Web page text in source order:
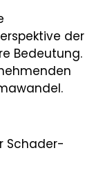
der
Bedeutung.
Schader-